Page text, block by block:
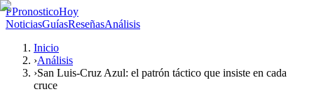
PPronosticoHoy
NoticiasGuíasReseñasAnálisis
Inicio
›Análisis
›San Luis-Cruz Azul: el patrón táctico que insiste en cada
cruce